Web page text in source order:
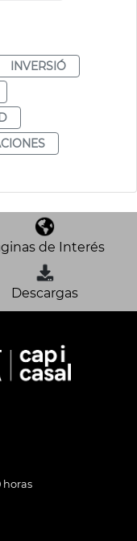
INVERSIÓ
de Interés
Descargas
horas